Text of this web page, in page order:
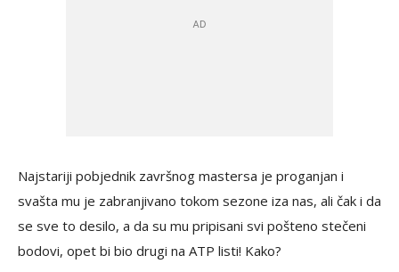
Najstariji pobjednik završnog mastersa je proganjan i
svašta mu je zabranjivano tokom sezone iza nas, ali čak i da
se sve to desilo, a da su mu pripisani svi pošteno stečeni
bodovi, opet bi bio drugi na ATP listi! Kako?